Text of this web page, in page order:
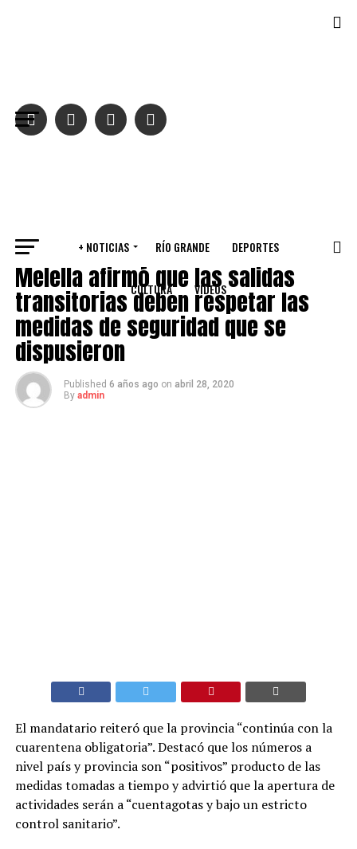
+ NOTICIAS RÍO GRANDE DEPORTES
CULTURA VIDEOS
PROVINCIALES
Melella afirmó que las salidas
transitorias deben respetar las
medidas de seguridad que se
dispusieron
Published 6 años ago on abril 28, 2020
By admin
El mandatario reiteró que la provincia “continúa con la
cuarentena obligatoria”. Destacó que los números a
nivel país y provincia son “positivos” producto de las
medidas tomadas a tiempo y advirtió que la apertura de
actividades serán a “cuentagotas y bajo un estricto
control sanitario”.